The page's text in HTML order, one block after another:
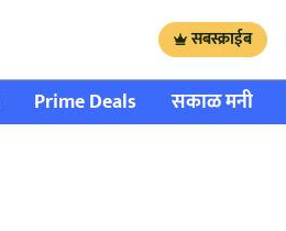
सबस्क्राईब
Prime Deals सकाळ मनी